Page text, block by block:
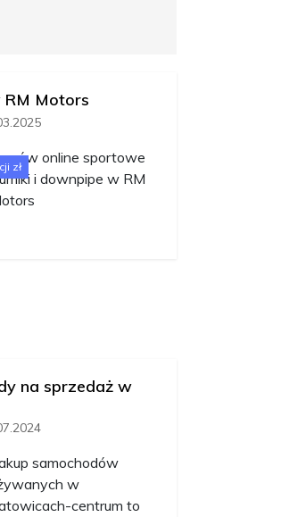
RM Motors
zł
online sportowe
i downpipe w RM
na sprzedaż w
samochodów
w
centrum to